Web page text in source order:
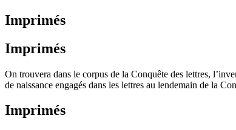
Imprimés
Imprimés
On trouvera dans le corpus de la Conquête des lettres,
de naissance engagés dans les lettres au lendemain de la
Imprimés